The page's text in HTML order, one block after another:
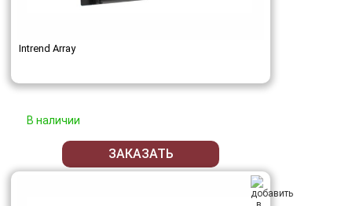
Intrend Array
В наличии
ЗАКАЗАТЬ